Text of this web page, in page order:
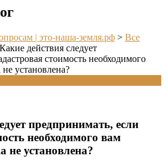
| это-наша-земля.рф > Все
Какие действия следует
стоимость необходимого
установлена?
предпринимать, если
необходимого вам
не установлена?